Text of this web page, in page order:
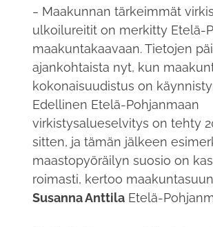
‒ Maakunnan tärkeimmät
ulkoilureitit on merkitty Etelä-
maakuntakaavaan. Tietojen
ajankohtaista nyt, kun
kokonaisuudistus on
Edellinen Etelä-Pohjanmaan
virkistysalueselvitys on tehty
sitten, ja tämän jälkeen
maastopyöräilyn suosio on
roimasti, kertoo
Susanna AnttilaEtelä-